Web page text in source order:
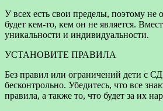
У всех есть свои пределы, поэтому не
будет кем-то, кем он не является.
уникальности и индивидуальности.
УСТАНОВИТЕ ПРАВИЛА
Без правил или ограничений дети с
бесконтрольно. Убедитесь, что все
правила, а также то, что будет за их